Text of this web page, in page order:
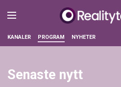
KANALER PROGRAM NYHETER
Senaste nytt